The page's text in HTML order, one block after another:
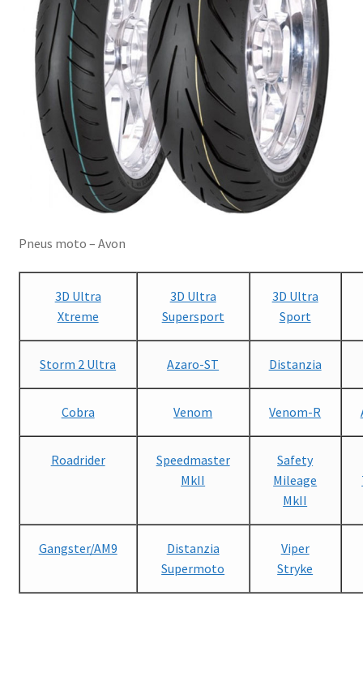
Pneus moto – Avon
3D Ultra
Xtreme
3D Ultra
Supersport
3D Ultra
Sport
Storm 2 Ultra Azaro-ST Distanzia
Cobra Venom Venom-R
Roadrider
Speedmaster
MkII
Safety
Mileage
MkII
Gangster/AM9
Distanzia
Supermoto
Viper
Stryke